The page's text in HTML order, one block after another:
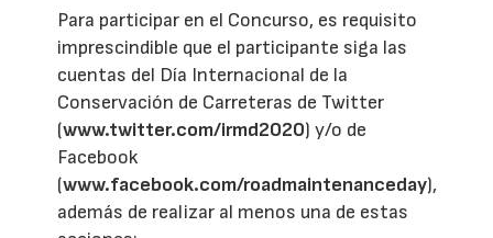
Para participar en el Concurso, es requisito
imprescindible que el participante siga las
cuentas del Día Internacional de la
Conservación de Carreteras de Twitter
(www.twitter.com/irmd2020) y/o de
Facebook
(www.facebook.com/roadmaintenanceday),
además de realizar al menos una de estas